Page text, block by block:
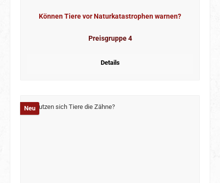
Können Tiere vor Naturkatastrophen warnen?
Preisgruppe 4
Details
Neu